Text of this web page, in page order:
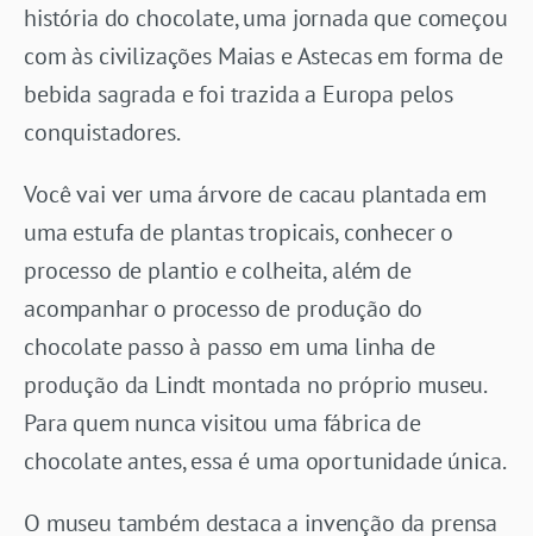
história do chocolate, uma jornada que começou
com às civilizações Maias e Astecas em forma de
bebida sagrada e foi trazida a Europa pelos
conquistadores.
Você vai ver uma árvore de cacau plantada em
uma estufa de plantas tropicais, conhecer o
processo de plantio e colheita, além de
acompanhar o processo de produção do
chocolate passo à passo em uma linha de
produção da Lindt montada no próprio museu.
Para quem nunca visitou uma fábrica de
chocolate antes, essa é uma oportunidade única.
O museu também destaca a invenção da prensa